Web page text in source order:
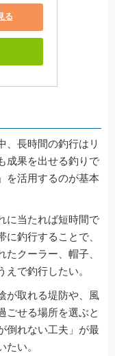
る
、長時間の釣行はリ
成果を出せる釣りで
を活用するのが基本
に当たれば短時間で
釣行することで、
クーラー、帽子、
で釣行したい。
が取れる堤防や、風
ごせる場所を選ぶと
倒れない工夫」が最
い。